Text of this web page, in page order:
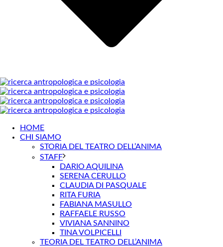
HOME
CHI SIAMO
STORIA DEL TEATRO DELL’ANIMA
STAFF
DARIO AQUILINA
SERENA CERULLO
CLAUDIA DI PASQUALE
RITA FURIA
FABIANA MASULLO
RAFFAELE RUSSO
VIVIANA SANNINO
TINA VOLPICELLI
TEORIA DEL TEATRO DELL’ANIMA